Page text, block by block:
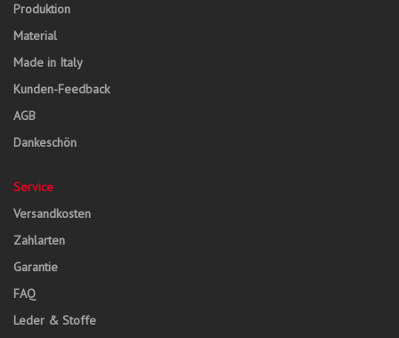
Produktion
Material
Made in Italy
Kunden-Feedback
AGB
Dankeschön
Service
Versandkosten
Zahlarten
Garantie
FAQ
Leder & Stoffe